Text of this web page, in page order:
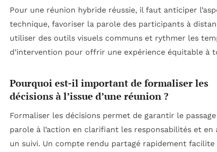
Pour une réunion hybride réussie, il faut anticiper
technique, favoriser la parole des participants à
utiliser des outils visuels communs et rythmer les
d’intervention pour offrir une expérience équitable à
Pourquoi est-il important de formaliser les
décisions à l’issue d’une réunion ?
Formaliser les décisions permet de garantir le
parole à l’action en clarifiant les responsabilités et en
un suivi. Un compte rendu partagé rapidement facilite